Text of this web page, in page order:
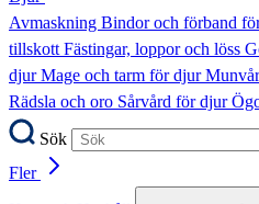
Avmaskning Bindor och förband
tillskottFästingar, loppor och löss
djurMage och tarm för djur
Rädsla och oro Sårvård för djur
Sök
Fler